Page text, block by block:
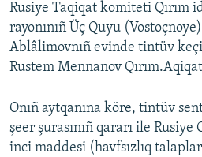
RFE/RS bütün saytları
Rusiye Taqiqat komiteti
rayonınıñ Üç Quyu
Ablâlimovnıñ evinde tintüv
Rustem Mennanov
Onıñ aytqanına köre, tintüv
şeer şurasınıñ qararı ile
inci maddesi (havfsızlıq